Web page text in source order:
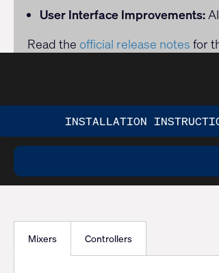
User Interface Improvements:
Read the official release notes for
INSTALLATION
Mixers Controllers